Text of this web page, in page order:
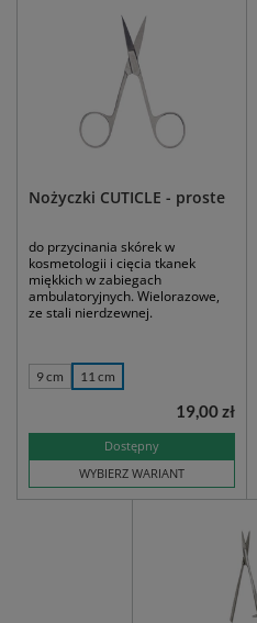
Nożyczki CUTICLE - proste
do przycinania skórek w
kosmetologii i cięcia tkanek
miękkich w zabiegach
ambulatoryjnych. Wielorazowe,
ze stali nierdzewnej.
9 cm 11 cm
Dostępny
WYBIERZ WARIANT
19,00 zł